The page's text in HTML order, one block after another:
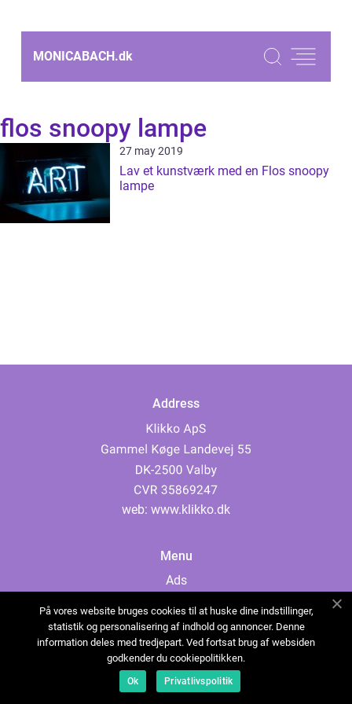
MONICABACH.dk
flos snoopy lampe
27 may 2019
Lav et kunstværk med en Flos snoopy
lampe
Address
web: www.klikko.dk
Menu
Ads
Cookies
Contact
Sitemap
På vores website bruges cookies til at huske dine indstillinger,
statistik og personalisering af indhold og annoncer. Denne
information deles med tredjepart. Ved fortsat brug af websiden
godkender du cookiepolitikken.
Ok Privatlivspolitik